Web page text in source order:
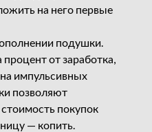
на него первые
подушки.
от заработка,
импульсивных
позволяют
покупок
— копить.